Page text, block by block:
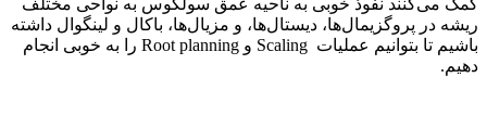
ریشه در پروگزیمال‌ها، دیستال‌ها، و مزیال‌ها، باکال و لینگوال داشته
باشیم تا بتوانیم عملیات Scaling و Root planning را به خوبی انجام
دهیم.